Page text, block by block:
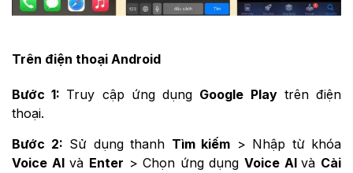
Trên điện thoại Android
Bước 1: Truy cập ứng dụng Google Playtrên điện
thoại.
Bước 2: Sử dụng thanh Tìm kiếm > Nhập từ khóa
Voice AIvà Enter > Chọn ứng dụngVoice AIvà Cài